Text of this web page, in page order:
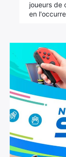
joueurs de
en